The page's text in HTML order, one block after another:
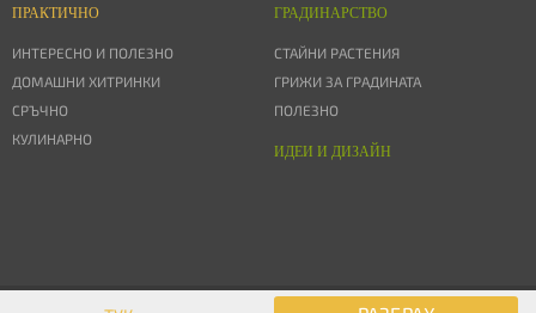
ПРАКТИЧНО
ИНТЕРЕСНО И ПОЛЕЗНО
ДОМАШНИ ХИТРИНКИ
СРЪЧНО
КУЛИНАРНО
ГРАДИНАРСТВО
СТАЙНИ РАСТЕНИЯ
ГРИЖИ ЗА ГРАДИНАТА
ПОЛЕЗНО
ИДЕИ И ДИЗАЙН